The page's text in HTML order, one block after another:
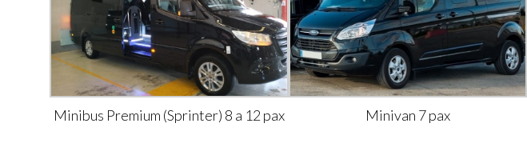
Minibus Premium (Sprinter) 8 a 12 pax Minivan 7 pax